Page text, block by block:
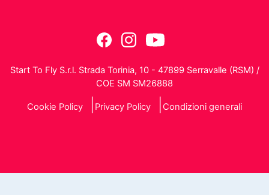
Start To Fly S.r.l. Strada Torinia, 10 - 47899 Serravalle (RSM) /
COE SM SM26888
Cookie Policy Privacy Policy Condizioni generali